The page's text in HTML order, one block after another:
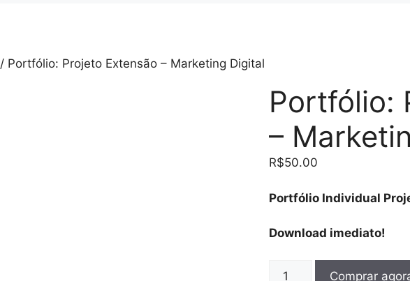
/ Portfólio: Projeto Extensão – Marketing Digital
Portfólio:
–
R$50.00
Portfólio Individual
Download imediato!
Comprar